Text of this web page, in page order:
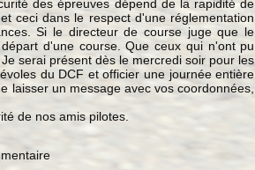
des épreuves dépend de la rapidité de
ceci dans le respect d'une réglementation
Si le directeur de course juge que le
d'une course. Que ceux qui n'ont pu
serai présent dès le mercredi soir pour les
du DCF et officier une journée entière
laisser un message avec vos coordonnées,
de nos amis pilotes.